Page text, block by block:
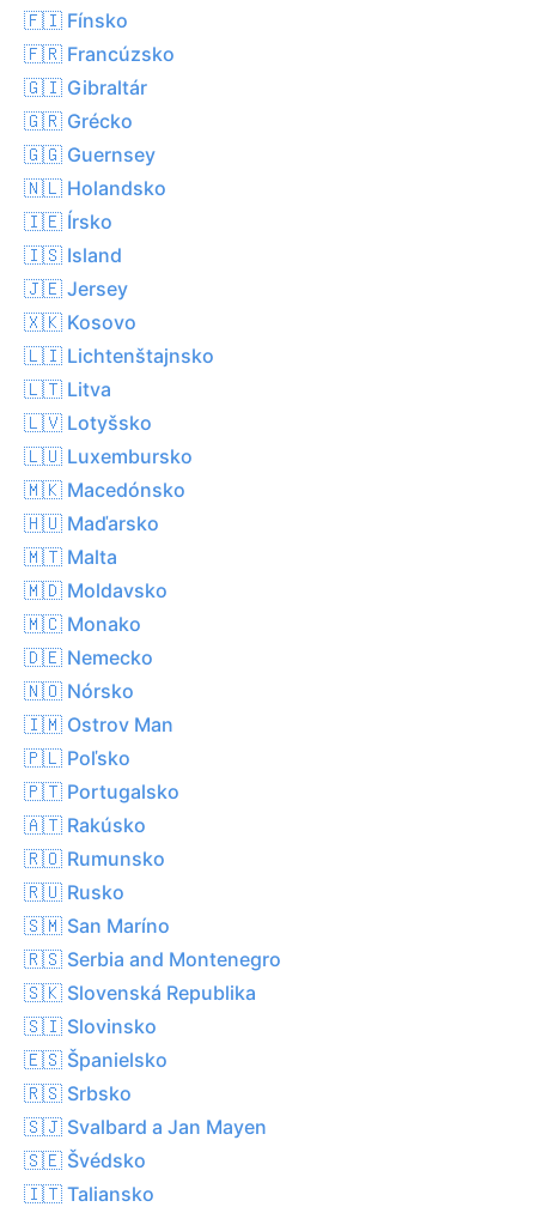
🇫🇮 Fínsko
🇫🇷 Francúzsko
🇬🇮 Gibraltár
🇬🇷 Grécko
🇬🇬 Guernsey
🇳🇱 Holandsko
🇮🇪 Írsko
🇮🇸 Island
🇯🇪 Jersey
🇽🇰 Kosovo
🇱🇮 Lichtenštajnsko
🇱🇹 Litva
🇱🇻 Lotyšsko
🇱🇺 Luxembursko
🇲🇰 Macedónsko
🇭🇺 Maďarsko
🇲🇹 Malta
🇲🇩 Moldavsko
🇲🇨 Monako
🇩🇪 Nemecko
🇳🇴 Nórsko
🇮🇲 Ostrov Man
🇵🇱 Poľsko
🇵🇹 Portugalsko
🇦🇹 Rakúsko
🇷🇴 Rumunsko
🇷🇺 Rusko
🇸🇲 San Maríno
🇷🇸 Serbia and Montenegro
🇸🇰 Slovenská Republika
🇸🇮 Slovinsko
🇪🇸 Španielsko
🇷🇸 Srbsko
🇸🇯 Svalbard a Jan Mayen
🇸🇪 Švédsko
🇮🇹 Taliansko